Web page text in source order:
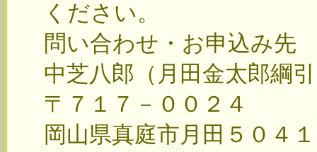
ください。
問い合わせ・お申込み先
中芝八郎（月田金太郎綱
〒７１７－００２４
岡山県真庭市月田５０４